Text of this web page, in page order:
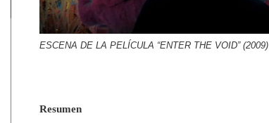
ESCENA DE LA PELÍCULA “ENTER THE VOID” (2009)
Resumen